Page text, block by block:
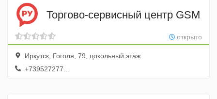
Торгово-сервисный центр GSM
открыто
Иркутск, Гоголя, 79, цокольный этаж
+739527277...